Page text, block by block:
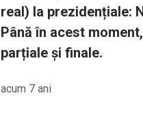
real) la prezidențiale:
Până în acest
parțiale și finale.
acum 7 ani